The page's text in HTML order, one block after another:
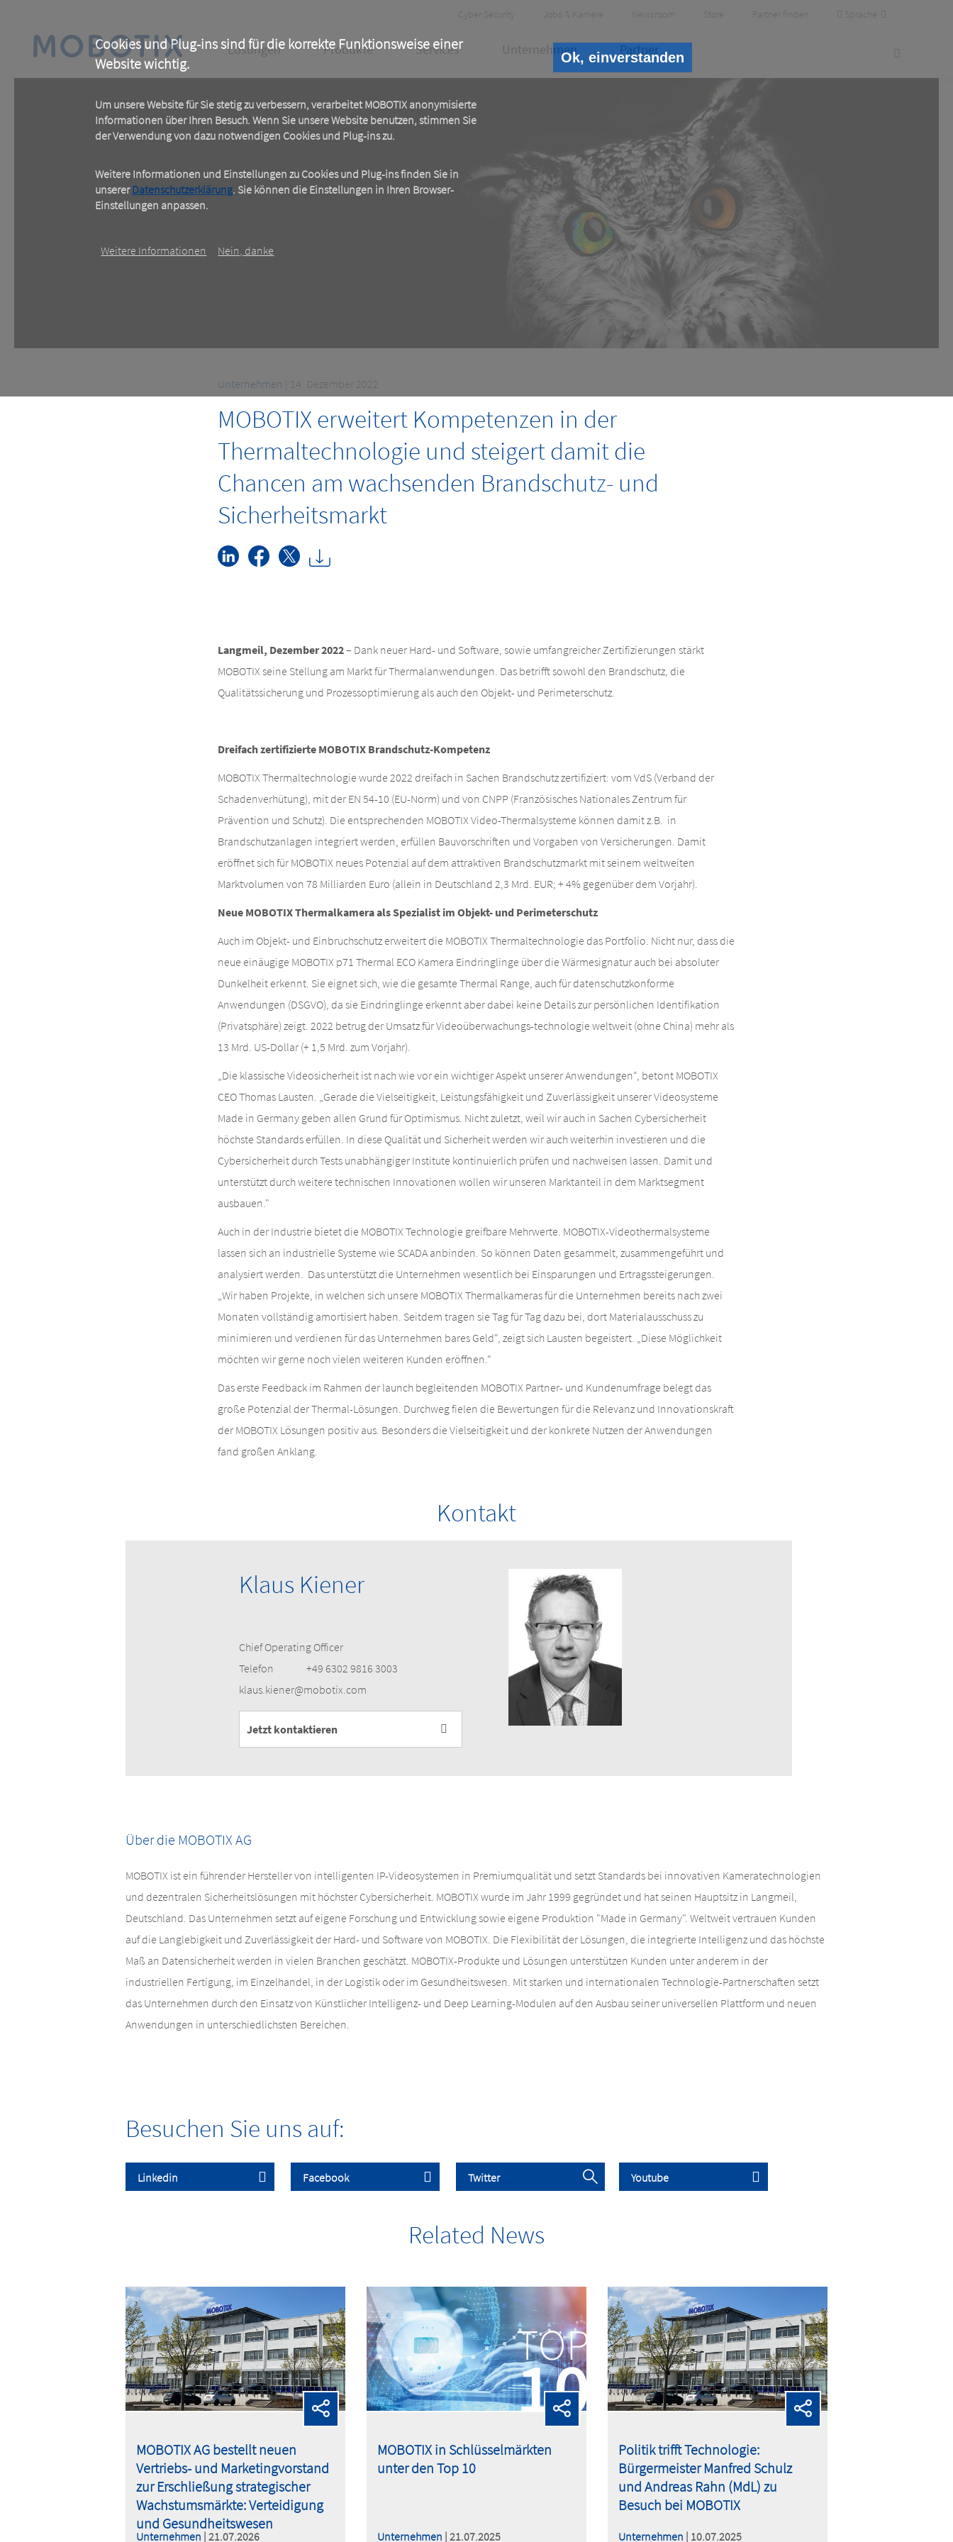
Cookies und Plug-ins sind für die korrekte Funktionsweise einer
Website wichtig.
Um unsere Website für Sie stetig zu verbessern, verarbeitet MOBOTIX anonymisierte
Informationen über Ihren Besuch. Wenn Sie unsere Website benutzen, stimmen Sie
der Verwendung von dazu notwendigen Cookies und Plug-ins zu.
Weitere Informationen und Einstellungen zu Cookies und Plug-ins finden Sie in
unsererDatenschutzerklärung. Sie können die Einstellungen in Ihren Browser-
Einstellungen anpassen.
Weitere Informationen Nein, danke
Ok, einverstanden
content
Header
Meta
Cyber Security Jobs & Karriere Newsroom Store Partner finden Sprache
Main
navigation
Lösungen Produkte Services Unternehmen Partner
Unternehmen | 14. Dezember 2022
MOBOTIX erweitert Kompetenzen in der
Thermaltechnologie und steigert damit die
Chancen am wachsenden Brandschutz- und
Sicherheitsmarkt
Langmeil, Dezember 2022– Dank neuer Hard- und Software, sowie umfangreicher Zertifizierungen stärkt
MOBOTIX seine Stellung am Markt für Thermalanwendungen. Das betrifft sowohl den Brandschutz, die
Qualitätssicherung und Prozessoptimierung als auch den Objekt- und Perimeterschutz.
Dreifach zertifizierte MOBOTIX Brandschutz-Kompetenz
MOBOTIX Thermaltechnologie wurde 2022 dreifach in Sachen Brandschutz zertifiziert: vom VdS (Verband der
Schadenverhütung), mit der EN 54-10 (EU-Norm) und von CNPP (Französisches Nationales Zentrum für
Prävention und Schutz). Die entsprechenden MOBOTIX Video-Thermalsysteme können damit z.B. in
Brandschutzanlagen integriert werden, erfüllen Bauvorschriften und Vorgaben von Versicherungen. Damit
eröffnet sich für MOBOTIX neues Potenzial auf dem attraktiven Brandschutzmarkt mit seinem weltweiten
Marktvolumen von 78 Milliarden Euro (allein in Deutschland 2,3 Mrd. EUR; + 4% gegenüber dem Vorjahr).
Neue MOBOTIX Thermalkamera als Spezialist im Objekt- und Perimeterschutz
Auch im Objekt- und Einbruchschutz erweitert die MOBOTIX Thermaltechnologie das Portfolio. Nicht nur, dass die
neue einäugige MOBOTIX p71 Thermal ECO Kamera Eindringlinge über die Wärmesignatur auch bei absoluter
Dunkelheit erkennt. Sie eignet sich, wie die gesamte Thermal Range, auch für datenschutzkonforme
Anwendungen (DSGVO), da sie Eindringlinge erkennt aber dabei keine Details zur persönlichen Identifikation
(Privatsphäre) zeigt. 2022 betrug der Umsatz für Videoüberwachungs-technologie weltweit (ohne China) mehr als
13 Mrd. US-Dollar (+ 1,5 Mrd. zum Vorjahr).
„Die klassische Videosicherheit ist nach wie vor ein wichtiger Aspekt unserer Anwendungen“, betont MOBOTIX
CEO Thomas Lausten. „Gerade die Vielseitigkeit, Leistungsfähigkeit und Zuverlässigkeit unserer Videosysteme
Made in Germany geben allen Grund für Optimismus. Nicht zuletzt, weil wir auch in Sachen Cybersicherheit
höchste Standards erfüllen. In diese Qualität und Sicherheit werden wir auch weiterhin investieren und die
Cybersicherheit durch Tests unabhängiger Institute kontinuierlich prüfen und nachweisen lassen. Damit und
unterstützt durch weitere technischen Innovationen wollen wir unseren Marktanteil in dem Marktsegment
ausbauen."
Auch in der Industrie bietet die MOBOTIX Technologie greifbare Mehrwerte. MOBOTIX-Videothermalsysteme
lassen sich an industrielle Systeme wie SCADA anbinden. So können Daten gesammelt, zusammengeführt und
analysiert werden. Das unterstützt die Unternehmen wesentlich bei Einsparungen und Ertragssteigerungen.
„Wir haben Projekte, in welchen sich unsere MOBOTIX Thermalkameras für die Unternehmen bereits nach zwei
Monaten vollständig amortisiert haben. Seitdem tragen sie Tag für Tag dazu bei, dort Materialausschuss zu
minimieren und verdienen für das Unternehmen bares Geld“, zeigt sich Lausten begeistert. „Diese Möglichkeit
möchten wir gerne noch vielen weiteren Kunden eröffnen.“
Das erste Feedback im Rahmen der launch begleitenden MOBOTIX Partner- und Kundenumfrage belegt das
große Potenzial der Thermal-Lösungen. Durchweg fielen die Bewertungen für die Relevanz und Innovationskraft
der MOBOTIX Lösungen positiv aus. Besonders die Vielseitigkeit und der konkrete Nutzen der Anwendungen
fand großen Anklang.
Kontakt
Klaus Kiener
Chief Operating Officer
Telefon
+49 6302 9816 3003
klaus.kiener@mobotix.com
Jetzt kontaktieren
Über die MOBOTIX AG
MOBOTIX ist ein führender Hersteller von intelligenten IP-Videosystemen in Premiumqualität und setzt Standards bei innovativen Kameratechnologien
und dezentralen Sicherheitslösungen mit höchster Cybersicherheit. MOBOTIX wurde im Jahr 1999 gegründet und hat seinen Hauptsitz in Langmeil,
Deutschland. Das Unternehmen setzt auf eigene Forschung und Entwicklung sowie eigene Produktion "Made in Germany". Weltweit vertrauen Kunden
auf die Langlebigkeit und Zuverlässigkeit der Hard- und Software von MOBOTIX. Die Flexibilität der Lösungen, die integrierte Intelligenz und das höchste
Maß an Datensicherheit werden in vielen Branchen geschätzt. MOBOTIX-Produkte und Lösungen unterstützen Kunden unter anderem in der
industriellen Fertigung, im Einzelhandel, in der Logistik oder im Gesundheitswesen. Mit starken und internationalen Technologie-Partnerschaften setzt
das Unternehmen durch den Einsatz von Künstlicher Intelligenz- und Deep Learning-Modulen auf den Ausbau seiner universellen Plattform und neuen
Anwendungen in unterschiedlichsten Bereichen.
Besuchen Sie uns auf:
Related News
MOBOTIX AG bestellt neuen
Vertriebs- und Marketingvorstand
zur Erschließung strategischer
Wachstumsmärkte: Verteidigung
und Gesundheitswesen
Unternehmen | 21.07.2026
MOBOTIX in Schlüsselmärkten
unter den Top 10
Unternehmen | 21.07.2025
Politik trifft Technologie:
Bürgermeister Manfred Schulz
und Andreas Rahn (MdL) zu
Besuch bei MOBOTIX
Unternehmen | 10.07.2025